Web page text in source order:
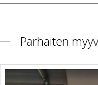
Parhaiten